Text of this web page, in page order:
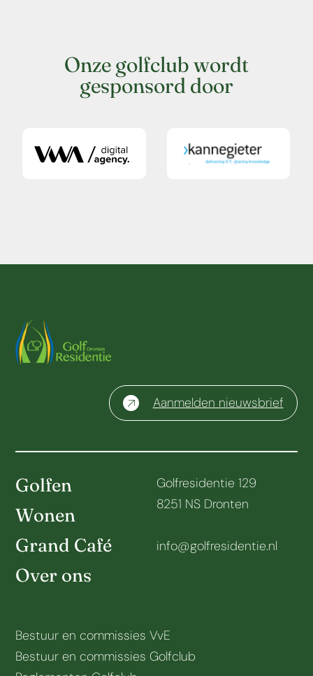
Onze golfclub wordt
gesponsord door
Aanmelden nieuwsbrief
Golfen
Wonen
Grand Café
Over ons
Golfresidentie 129
8251 NS Dronten
info@golfresidentie.nl
Bestuur en commissies VvE
Bestuur en commissies Golfclub